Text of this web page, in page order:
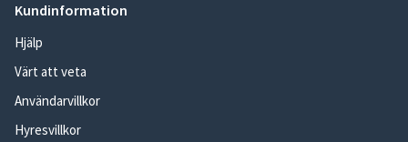
Kundinformation
Hjälp
Värt att veta
Användarvillkor
Hyresvillkor